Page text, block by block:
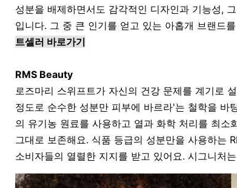
성분을 배제하면서도 감각적인 디자인과 기능성,
입니다. 그 중 큰 인기를 얻고 있는 아홉개 브랜드
트셀러 바로가기
RMS Beauty
로즈마리 스위프트가 자신의 건강 문제를 계기로
정도로 순수한 성분만 피부에 바르라'는 철학을 바
의 유기농 원료를 사용하고 열과 화학 처리를 최소
그대로 보존해요. 식품 등급의 성분만을 사용하는
소비자들의 열렬한 지지를 받고 있어요. 시그니처는